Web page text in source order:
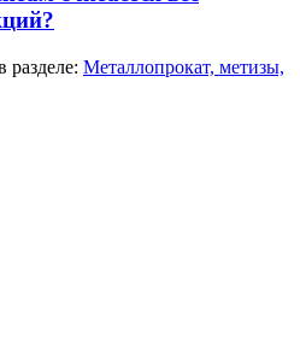
разделе: Металлопрокат, метизы,